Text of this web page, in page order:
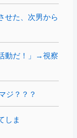
せた、次男から
動だ！」→視察
ジ？？？
しま